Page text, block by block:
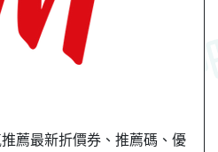
薦最新折價券、推薦碼、優